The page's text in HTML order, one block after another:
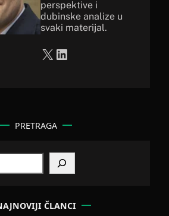
perspektive i
dubinske analize u
svaki materijal.
X LinkedIn
PRETRAGA
ČLANCI